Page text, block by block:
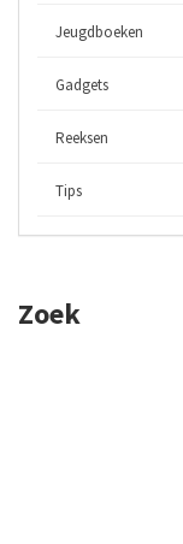
Jeugdboeken
Gadgets
Reeksen
Tips
Zoek